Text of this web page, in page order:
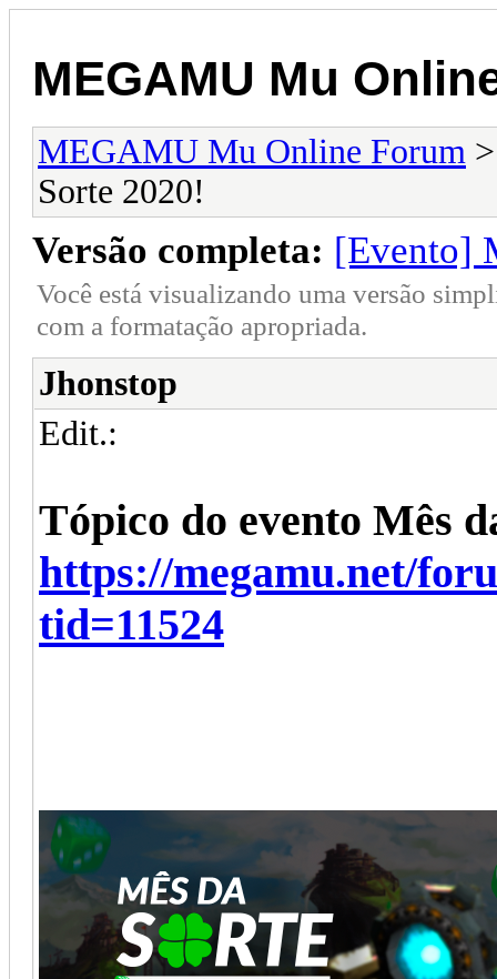
MEGAMU Mu
MEGAMU Mu Online Forum
Sorte 2020!
Versão completa: [Evento]
Você está visualizando uma versão
com a formatação apropriada.
Jhonstop
Edit.:
Tópico do evento Mês
https://megamu.net/
tid=11524